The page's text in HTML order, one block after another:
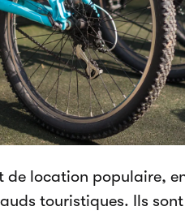
de location populaire,
touristiques. Ils